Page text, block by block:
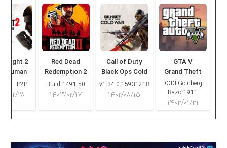
GTA V
Grand Theft
Auto V
DODI-Goldberg-
Razor1911
۱۴۰۳/۰۱/۳۱
Call of Duty
Black Ops Cold
War
v1.34.0.15931218
۱۴۰۲/۰۸/۱۵
Red Dead
Redemption 2
Build 1491.50
۱۴۰۳/۰۲/۱۷
Light 2
Human
– P2P
۱۴۰۳/